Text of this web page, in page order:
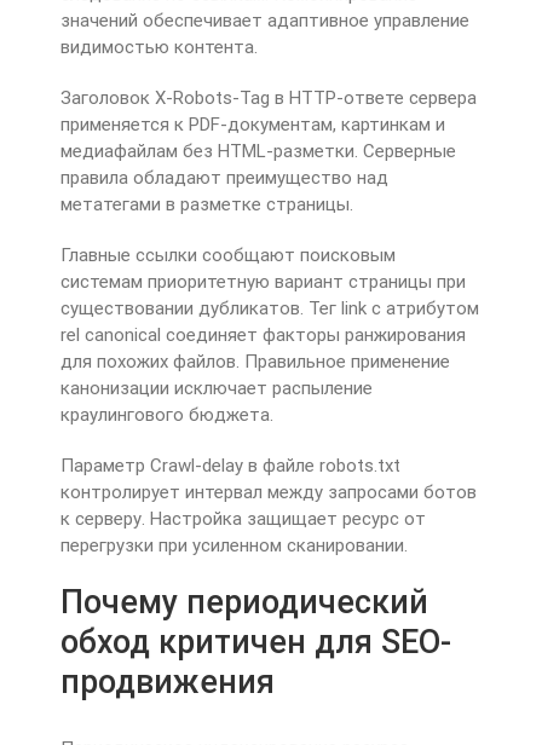
значений обеспечивает адаптивное управление
видимостью контента.
Заголовок X-Robots-Tag в HTTP-ответе сервера
применяется к PDF-документам, картинкам и
медиафайлам без HTML-разметки. Серверные
правила обладают преимущество над
метатегами в разметке страницы.
Главные ссылки сообщают поисковым
системам приоритетную вариант страницы при
существовании дубликатов. Тег link с атрибутом
rel canonical соединяет факторы ранжирования
для похожих файлов. Правильное применение
канонизации исключает распыление
краулингового бюджета.
Параметр Crawl-delay в файле robots.txt
контролирует интервал между запросами ботов
к серверу. Настройка защищает ресурс от
перегрузки при усиленном сканировании.
Почему периодический
обход критичен для SEO-
продвижения